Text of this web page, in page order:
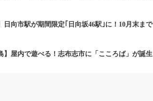
日向市駅が期間限定｢日向坂46駅｣に！10月末まで
】屋内で遊べる！志布志市に「こころば」が誕生